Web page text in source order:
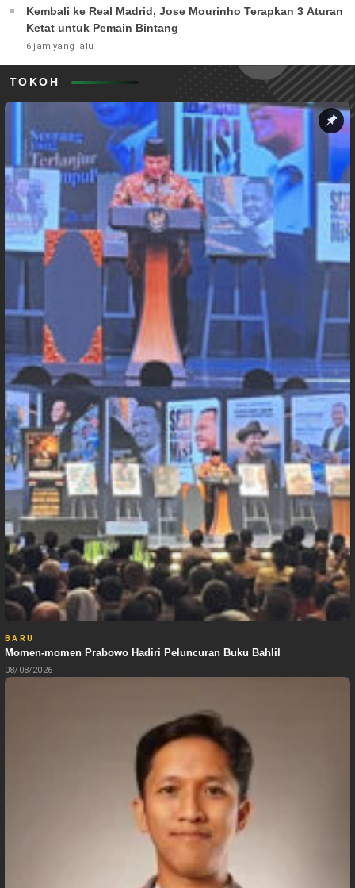
Kembali ke Real Madrid, Jose Mourinho Terapkan 3 Aturan
Ketat untuk Pemain Bintang
6 jam yang lalu
TOKOH
BARU
Momen-momen Prabowo Hadiri Peluncuran Buku Bahlil
08/08/2026